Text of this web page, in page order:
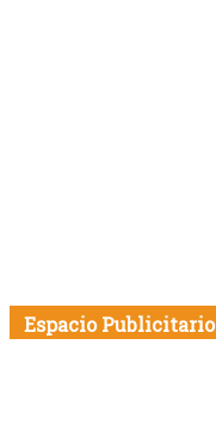
Espacio Publicitario